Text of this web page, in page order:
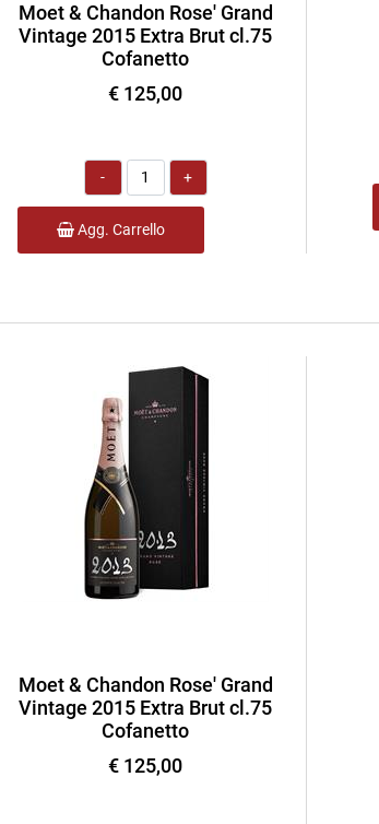
Moet & Chandon Rose' Grand
Vintage 2015 Extra Brut cl.75
Cofanetto
€ 125,00
Quantità
Agg. Carrello
Moet & Chandon Rose' Grand
Vintage 2015 Extra Brut cl.75
Cofanetto
€ 125,00